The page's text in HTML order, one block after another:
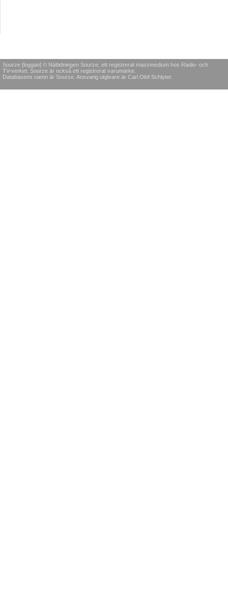
Sourze [loggan] © Nättidningen Sourze, ett registrerat massmedium hos Radio- och
TV-verket. Sourze är också ett registrerat varumärke.
Databasens namn är Sourze. Ansvarig utgivare är Carl Olof Schlyter.